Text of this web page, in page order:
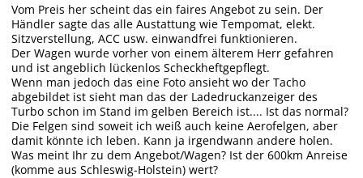
Vom Preis her scheint das ein faires Angebot zu sein. Der
Händler sagte das alle Austattung wie Tempomat, elekt.
Sitzverstellung, ACC usw. einwandfrei funktionieren.
Der Wagen wurde vorher von einem älterem Herr gefahren
und ist angeblich lückenlos Scheckheftgepflegt.
Wenn man jedoch das eine Foto ansieht wo der Tacho
abgebildet ist sieht man das der Ladedruckanzeiger des
Turbo schon im Stand im gelben Bereich ist.... Ist das normal?
Die Felgen sind soweit ich weiß auch keine Aerofelgen, aber
damit könnte ich leben. Kann ja irgendwann andere holen.
Was meint Ihr zu dem Angebot/Wagen? Ist der 600km Anreise
(komme aus Schleswig-Holstein) wert?